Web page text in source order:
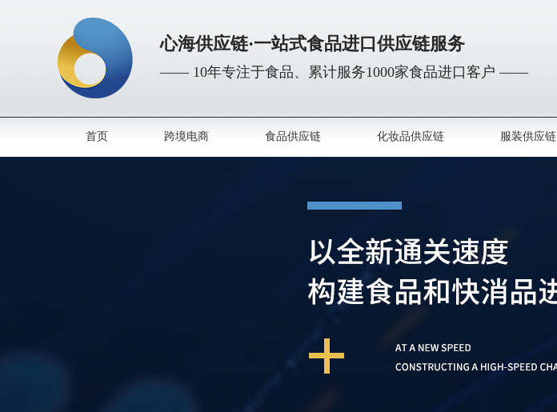
心海供应链·一站式食品进口供应链服务
—— 10年专注于食品、累计服务1000家食品进口客户 ——
首页 跨境电商 食品供应链 化妆品供应链 服装供应链